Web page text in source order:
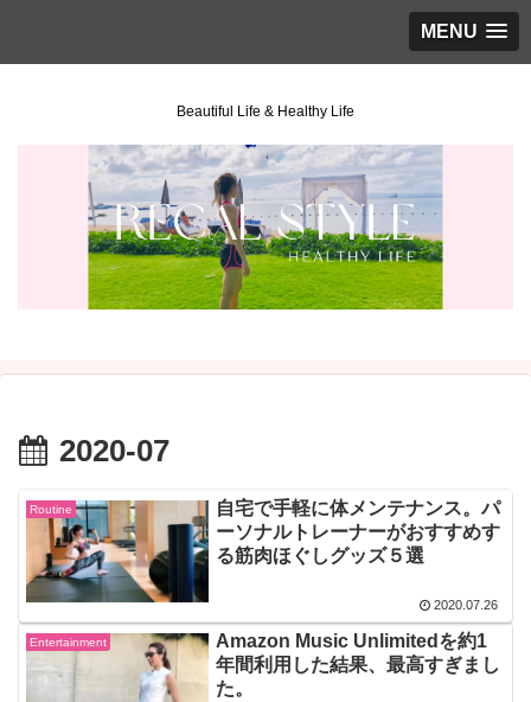
MENU
Beautiful Life & Healthy Life
2020-07
Routine
自宅で手軽に体メンテナンス。パ
ーソナルトレーナーがおすすめす
る筋肉ほぐしグッズ５選
2020.07.26
Entertainment
Amazon Music Unlimitedを約1
年間利用した結果、最高すぎまし
た。